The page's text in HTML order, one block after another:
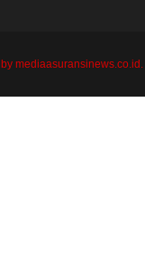
by mediaasuransinews.co.id.